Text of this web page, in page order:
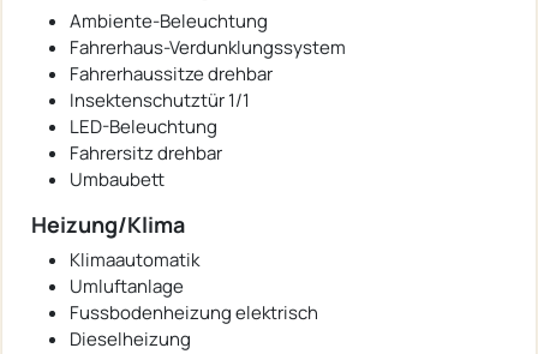
Ambiente-Beleuchtung
Fahrerhaus-Verdunklungssystem
Fahrerhaussitze drehbar
Insektenschutztür 1/1
LED-Beleuchtung
Fahrersitz drehbar
Umbaubett
Heizung/Klima
Klimaautomatik
Umluftanlage
Fussbodenheizung elektrisch
Dieselheizung